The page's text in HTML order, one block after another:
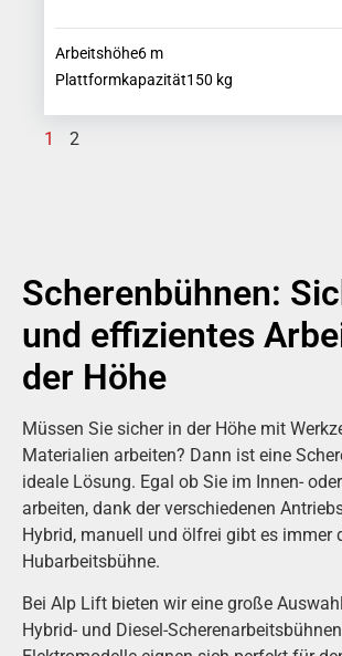
Arbeitshöhe6 m
Plattformkapazität150 kg
1 2
Scherenbühnen:
und effizientes
der Höhe
Müssen Sie sicher in der Höhe mit
Materialien arbeiten? Dann ist eine
ideale Lösung. Egal ob Sie im Innen-
arbeiten, dank der verschiedenen
Hybrid, manuell und ölfrei gibt es immer
Hubarbeitsbühne.
Bei Alp Lift bieten wir eine große
Hybrid- und Diesel-